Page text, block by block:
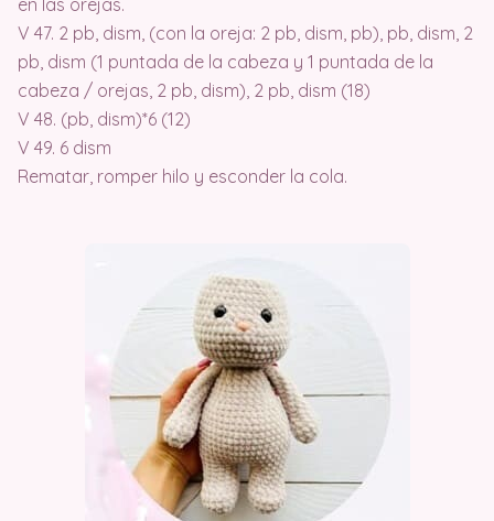
V 47. 2 pb, dism, (con la oreja: 2 pb, dism, pb), pb, dism, 2
pb, dism (1 puntada de la cabeza y 1 puntada de la
cabeza / orejas, 2 pb, dism), 2 pb, dism (18)
V 48. (pb, dism)*6 (12)
V 49. 6 dism
Rematar, romper hilo y esconder la cola.